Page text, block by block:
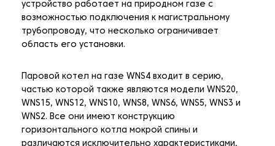
устройство работает на природном газе с
возможностью подключения к магистральному
трубопроводу, что несколько ограничивает
область его установки.
Паровой котел на газе WNS4 входит в серию,
частью которой также являются модели WNS20,
WNS15, WNS12, WNS10, WNS8, WNS6, WNS5, WNS3 и
WNS2. Все они имеют конструкцию
горизонтального котла мокрой спины и
различаются исключительно характеристиками,